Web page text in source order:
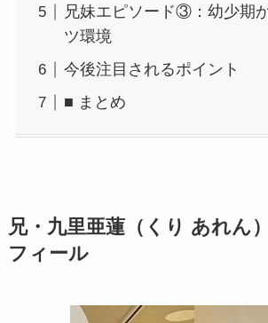
兄妹エピソード③：幼少期
ツ環境
今後注目されるポイント
■ まとめ
兄・九里亜蓮（くり あれん
フィール